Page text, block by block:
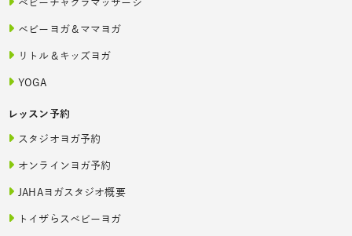
ベビーチャクラマッサージ
ベビーヨガ＆ママヨガ
リトル＆キッズヨガ
YOGA
レッスン予約
スタジオヨガ予約
オンラインヨガ予約
JAHAヨガスタジオ概要
トイザらスベビーヨガ